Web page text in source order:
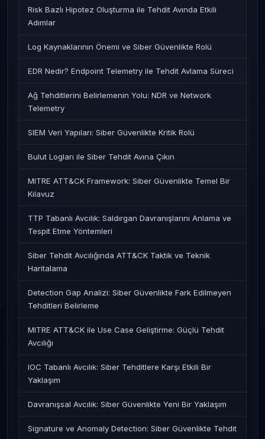
Risk Bazlı Hipotez Oluşturma ile Tehdit Avında Etkili
Adımlar
Log Kaynaklarının Önemi ve Siber Güvenlikte Rolü
EDR Nedir? Endpoint Telemetry ile Tehdit Avlama Süreci
Ağ Tehditlerini Belirlemenin Yolu: NDR ve Network
Telemetry
SIEM Veri Yapıları: Siber Güvenlikte Kritik Rolü
Bulut Logları ile Siber Tehdit Avına Çıkın
MITRE ATT&CK Framework: Siber Güvenlikte Temel Bir
Kılavuz
TTP Tabanlı Avcılık: Saldırgan Davranışlarını Anlama ve
Tespit Etme Yöntemleri
Siber Tehdit Avcılığında ATT&CK Taktik ve Teknik
Haritalama
Detection Gap Analizi: Siber Güvenlikte Fark Edilmeyen
Tehditleri Belirleme
MITRE ATT&CK ile Use Case Geliştirme: Güçlü Tehdit
Avcılığı
IOC Tabanlı Avcılık: Siber Tehditlere Karşı Etkili Bir
Yaklaşım
Davranışsal Avcılık: Siber Güvenlikte Yeni Bir Yaklaşım
Signature ve Anomaly Detection: Siber Güvenlikte Tehdit